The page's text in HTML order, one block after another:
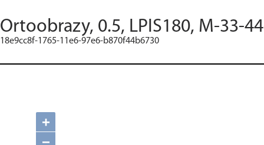
Ortoobrazy, 0.5, LPIS180, M-33-
18e9cc8f-1765-11e6-97e6-b870f44b6730
+
−